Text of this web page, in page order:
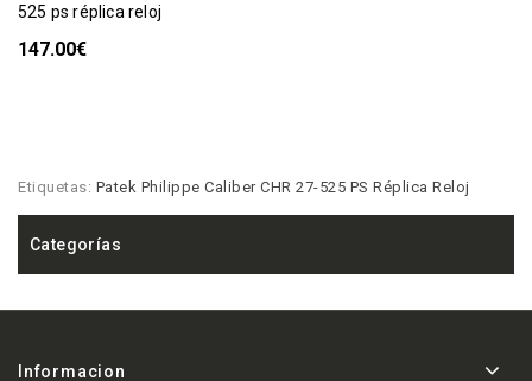
525 ps réplica reloj
147.00€
Etiquetas: Patek Philippe Caliber CHR 27-525 PS Réplica Reloj
Categorías
Informacion